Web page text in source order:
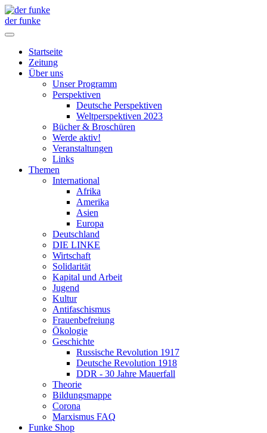
der funke
Startseite
Zeitung
Über uns
Unser Programm
Perspektiven
Deutsche Perspektiven
Weltperspektiven 2023
Bücher & Broschüren
Werde aktiv!
Veranstaltungen
Links
Themen
International
Afrika
Amerika
Asien
Europa
Deutschland
DIE LINKE
Wirtschaft
Solidarität
Kapital und Arbeit
Jugend
Kultur
Antifaschismus
Frauenbefreiung
Ökologie
Geschichte
Russische Revolution 1917
Deutsche Revolution 1918
DDR - 30 Jahre Mauerfall
Theorie
Bildungsmappe
Corona
Marxismus FAQ
Funke Shop